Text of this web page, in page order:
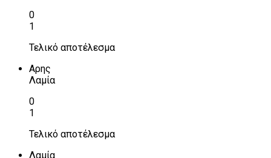
0
1
Τελικό αποτέλεσμα
Αρης
Λαμία
0
1
Τελικό αποτέλεσμα
Λαμία